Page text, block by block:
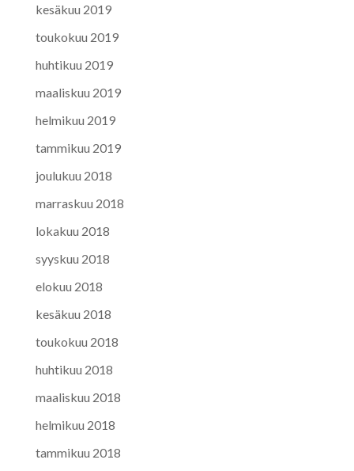
kesäkuu 2019
toukokuu 2019
huhtikuu 2019
maaliskuu 2019
helmikuu 2019
tammikuu 2019
joulukuu 2018
marraskuu 2018
lokakuu 2018
syyskuu 2018
elokuu 2018
kesäkuu 2018
toukokuu 2018
huhtikuu 2018
maaliskuu 2018
helmikuu 2018
tammikuu 2018